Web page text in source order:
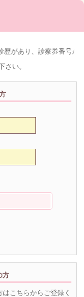
歴があり、診察券番号が
さい。
方
こちらからご登録く